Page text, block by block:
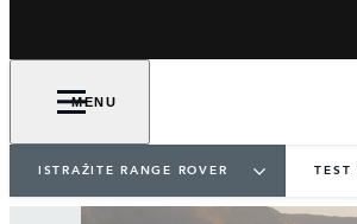
MENU
ISTRAŽITE RANGE ROVER TEST